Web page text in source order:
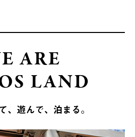
ARE
LAND
、遊んで、泊まる。